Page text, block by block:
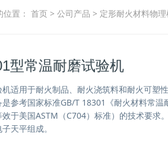
位置： 首页 > 公司产品 > 定形耐火材料物理
型常温耐磨试验机
适用于耐火制品、耐火浇筑料和耐火可塑
参考国家标准GB/T 18301《耐火材料常温
效于美国ASTM（C704）标准）的技术要求
天平组成。